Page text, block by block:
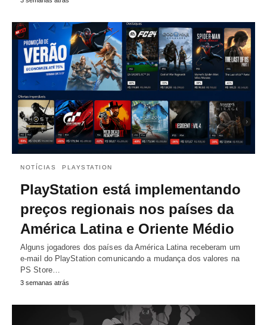
NOTÍCIAS PLAYSTATION
PlayStation está implementando
preços regionais nos países da
América Latina e Oriente Médio
Alguns jogadores dos países da América Latina receberam um
e-mail do PlayStation comunicando a mudança dos valores na
PS Store…
3 semanas atrás